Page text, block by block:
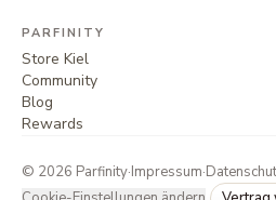
PARFINITY
Store Kiel
Community
Blog
Rewards
© 2026 Parfinity·Impressum·